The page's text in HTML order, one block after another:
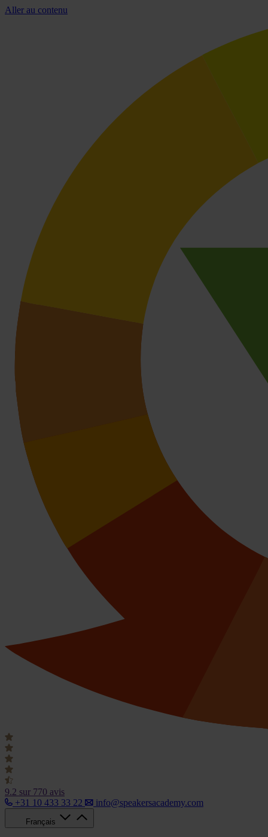
Aller au contenu
9.2 sur 770 avis
+31 10 433 33 22
info@speakersacademy.com
Français